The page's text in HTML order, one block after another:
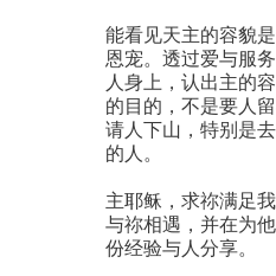
能看见天主的容貌
恩宠。透过爱与服
人身上，认出主的
的目的，不是要人
请人下山，特别是
的人。
主耶稣，求祢满足
与祢相遇，并在为
份经验与人分享。